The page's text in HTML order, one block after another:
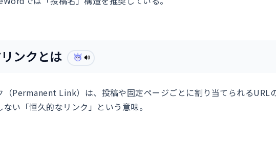
ンクとは 🔊
（Permanent Link）は、投稿や固定ページごとに割り当てられるURL
い「恒久的なリンク」という意味。